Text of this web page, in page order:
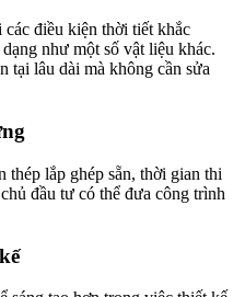
điều kiện thời tiết khắc
như một số vật liệu khác.
tại lâu dài mà không cần sửa
thép lắp ghép sẵn, thời gian thi
đầu tư có thể đưa công trình